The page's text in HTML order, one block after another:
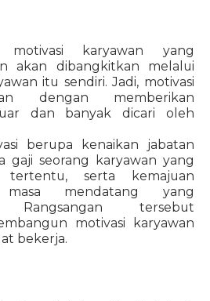
motivasi karyawan yang
akan dibangkitkan melalui
itu sendiri. Jadi, motivasi
dengan memberikan
dan banyak dicari oleh
berupa kenaikan jabatan
gaji seorang karyawan yang
tertentu, serta kemajuan
mendatang yang
Rangsangan tersebut
motivasi karyawan
bekerja.